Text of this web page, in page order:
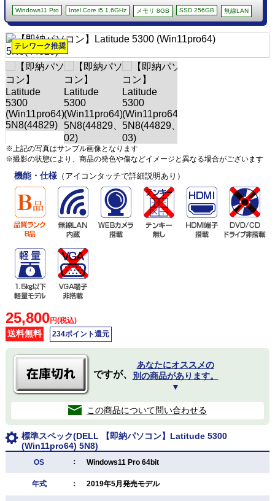
Windows11 Pro Intel Core i5 1.6GHz メモリ 8GB SSD 256GB 無線LAN
テレワーク推奨
※上記の写真はサンプル画像となります
※撮影の状態により、商品の発色や傷などイメージと異なる場合がございます
機能・仕様（アイコンタッチで詳細説明あり）
25,800円(税込)
送料無料 234ポイント還元
ですが、
あなたにオススメの
別の商品があります。
▼
この商品について問い合わせる
標準スペック(DELL 【即納パソコン】Latitude 5300
(Win11pro64) 5N8)
OS ： Windows11 Pro 64bit
年式 ： 2019年5月発売モデル